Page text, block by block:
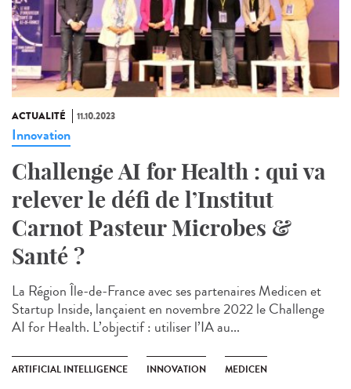
ACTUALITÉ 11.10.2023
Innovation
Challenge AI for Health : qui va
relever le défi de l’Institut
Carnot Pasteur Microbes &
Santé ?
La Région Île-de-France avec ses partenaires Medicen et
Startup Inside, lançaient en novembre 2022 le Challenge
AI for Health. L’objectif : utiliser l’IA au...
ARTIFICIAL INTELLIGENCE INNOVATION MEDICEN